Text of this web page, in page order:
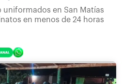
uniformados en San Matías
en menos de 24 horas